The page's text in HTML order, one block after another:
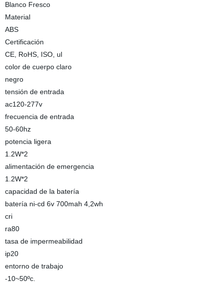
Blanco Fresco
Material
ABS
Certificación
CE, RoHS, ISO, ul
color de cuerpo claro
negro
tensión de entrada
ac120-277v
frecuencia de entrada
50-60hz
potencia ligera
1.2W*2
alimentación de emergencia
1.2W*2
capacidad de la batería
batería ni-cd 6v 700mah 4,2wh
cri
ra80
tasa de impermeabilidad
ip20
entorno de trabajo
-10~50ºc.